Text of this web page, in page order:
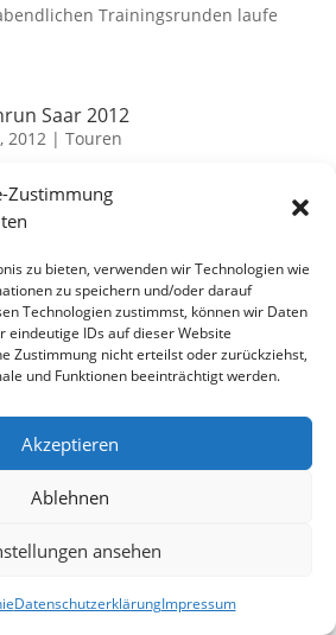
Zustimmung
zu bieten, verwenden wir Technologien wie
zu speichern und/oder darauf
Technologien zustimmst, können wir Daten
eindeutige IDs auf dieser Website
Zustimmung nicht erteilst oder zurückziehst,
und Funktionen beeinträchtigt werden.
Akzeptieren
Ablehnen
ansehen
DatenschutzerklärungImpressum
Trainingsrunden laufe
Saar 2012
2012| Touren
2011 muß ich wohl das erste
Saar gehört oder gelesen haben.
Country Lauf garniert mit einigen
viel „Matschepampe“. So
Impressum
Richtlinie (EU)
Elegant Themes| Powered by